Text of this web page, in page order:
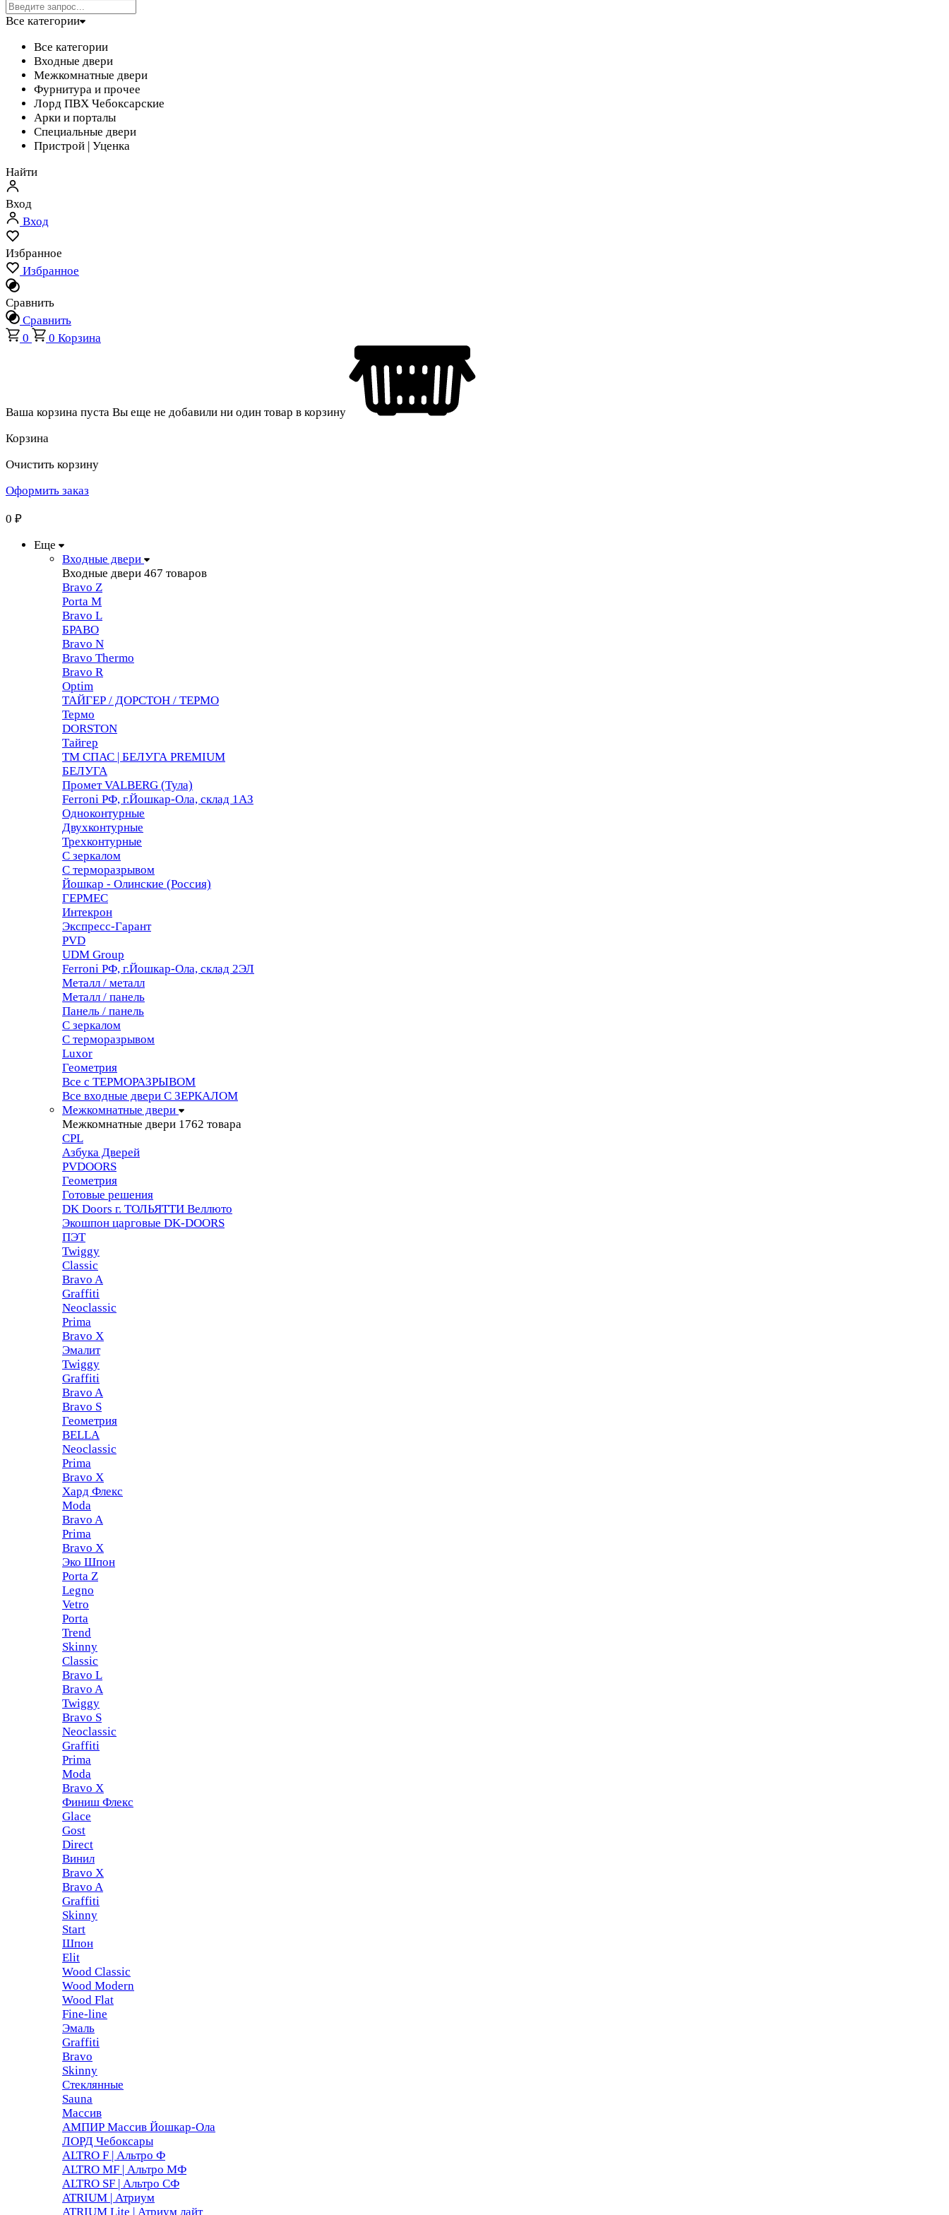
Все категории
Все категории
Входные двери
Межкомнатные двери
Фурнитура и прочее
Лорд ПВХ Чебоксарские
Арки и порталы
Специальные двери
Пристрой | Уценка
Найти
Вход
Вход
Избранное
Избранное
Сравнить
Сравнить
0
0 Корзина
Ваша корзина пуста Вы еще не добавили ни один товар в корзину
Корзина
Очистить корзину
Оформить заказ
0 ₽
Еще
Входные двери
Входные двери 467 товаров
Bravo Z
Porta М
Bravo L
БРАВО
Bravo N
Bravo Thermo
Bravo R
Optim
ТАЙГЕР / ДОРСТОН / ТЕРМО
Термо
DORSTON
Тайгер
ТМ СПАС | БЕЛУГА PREMIUM
БЕЛУГА
Промет VALBERG (Тула)
Ferroni РФ, г.Йошкар-Ола, склад 1АЗ
Одноконтурные
Двухконтурные
Трехконтурные
С зеркалом
С терморазрывом
Йошкар - Олинские (Россия)
ГЕРМЕС
Интекрон
Экспресс-Гарант
PVD
UDM Group
Ferroni РФ, г.Йошкар-Ола, склад 2ЭЛ
Металл / металл
Металл / панель
Панель / панель
С зеркалом
С терморазрывом
Luxor
Геометрия
Все с ТЕРМОРАЗРЫВОМ
Все входные двери С ЗЕРКАЛОМ
Межкомнатные двери
Межкомнатные двери 1762 товара
CPL
Азбука Дверей
PVDOORS
Геометрия
Готовые решения
DK Doors г. ТОЛЬЯТТИ Веллюто
Экошпон царговые DK-DOORS
ПЭТ
Twiggy
Classic
Bravo A
Graffiti
Neoclassic
Prima
Bravo X
Эмалит
Twiggy
Graffiti
Bravo A
Bravo S
Геометрия
BELLA
Neoclassic
Prima
Bravo X
Хард Флекс
Moda
Bravo A
Prima
Bravo X
Эко Шпон
Porta Z
Legno
Vetro
Porta
Trend
Skinny
Classic
Bravo L
Bravo A
Twiggy
Bravo S
Neoclassic
Graffiti
Prima
Moda
Bravo X
Финиш Флекс
Glace
Gost
Direct
Винил
Bravo X
Bravo A
Graffiti
Skinny
Start
Шпон
Elit
Wood Classic
Wood Modern
Wood Flat
Fine-line
Эмаль
Graffiti
Bravo
Skinny
Стеклянные
Sauna
Массив
АМПИР Массив Йошкар-Ола
ЛОРД Чебоксары
ALTRO F | Альтро Ф
ALTRO MF | Альтро МФ
ALTRO SF | Альтро СФ
ATRIUM | Атриум
ATRIUM Lite | Атриум лайт